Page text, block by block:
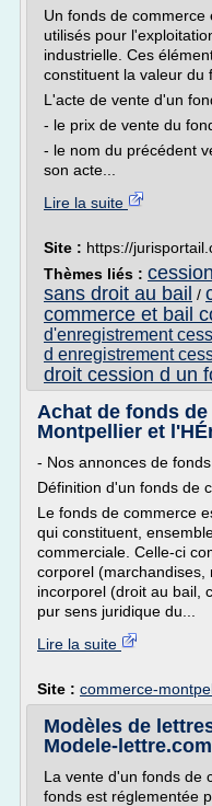
Un fonds de
utilisés pour
industrielle. Ces
constituent la valeur du
L'acte de vente d'un
- le prix de vente du
- le nom du précédent
son acte...
Lire la suite
Site : https://
Thèmes liés :
sans droit au bail /
commerce et bail
d'enregistrement
d enregistrement
droit cession d un
Achat de fonds
Montpellier et
- Nos annonces de
Définition d'un fonds de
Le fonds de commerce
qui constituent,
commerciale. Celle-ci
corporel (marchandises,
incorporel (droit au bail,
pur sens juridique du...
Lire la suite
Site : commerce-
Modèles de
Modele-lettre.com
La vente d'un fonds de
fonds est réglementée